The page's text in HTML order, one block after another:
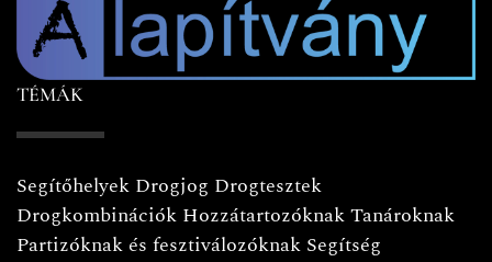
TÉMÁK
Segítőhelyek Drogjog Drogtesztek
Drogkombinációk HozzátartozóknakTanároknak
Partizóknak és fesztiválozóknak Segítség